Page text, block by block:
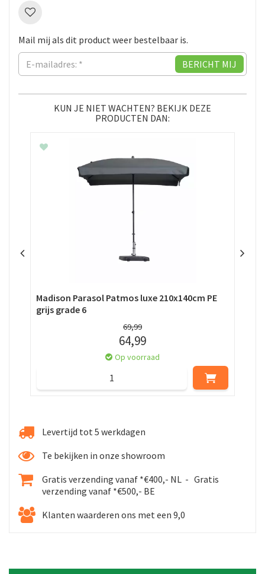
Mail mij als dit product weer bestelbaar is.
KUN JE NIET WACHTEN? BEKIJK DEZE
PRODUCTEN DAN:
Madison Parasol Patmos luxe 210x140cm PE
grijs grade 6
69,99
64,99
Op voorraad
Levertijd tot 5 werkdagen
Te bekijken in onze showroom
Gratis verzending vanaf *€400,- NL - Gratis
verzending vanaf *€500,- BE
Klanten waarderen ons met een 9,0